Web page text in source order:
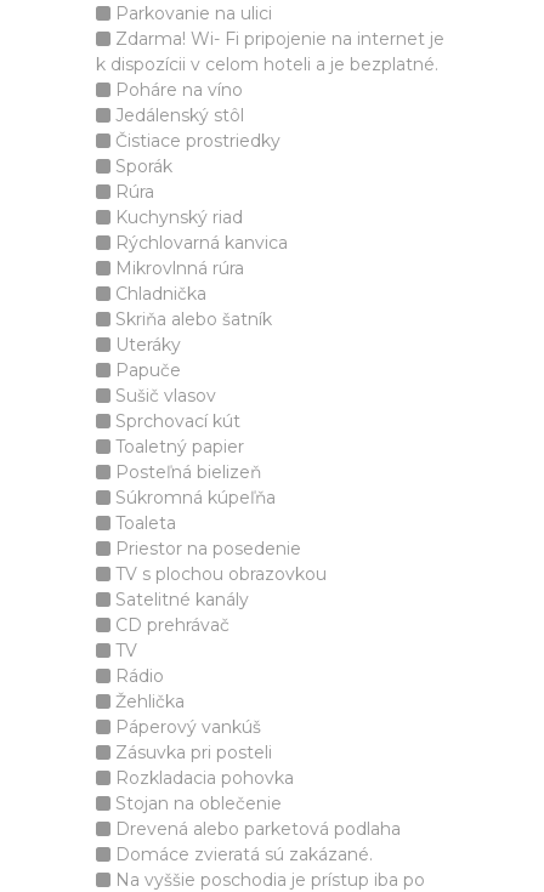
Parkovanie na ulici
Zdarma! Wi- Fi pripojenie na internet je
k dispozícii v celom hoteli a je bezplatné.
Poháre na víno
Jedálenský stôl
Čistiace prostriedky
Sporák
Rúra
Kuchynský riad
Rýchlovarná kanvica
Mikrovlnná rúra
Chladnička
Skriňa alebo šatník
Uteráky
Papuče
Sušič vlasov
Sprchovací kút
Toaletný papier
Posteľná bielizeň
Súkromná kúpeľňa
Toaleta
Priestor na posedenie
TV s plochou obrazovkou
Satelitné kanály
CD prehrávač
TV
Rádio
Žehlička
Páperový vankúš
Zásuvka pri posteli
Rozkladacia pohovka
Stojan na oblečenie
Drevená alebo parketová podlaha
Domáce zvieratá sú zakázané.
Na vyššie poschodia je prístup iba po